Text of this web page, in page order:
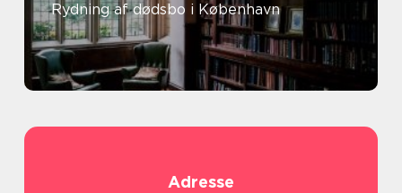
Rydning af dødsbo i København
Adresse